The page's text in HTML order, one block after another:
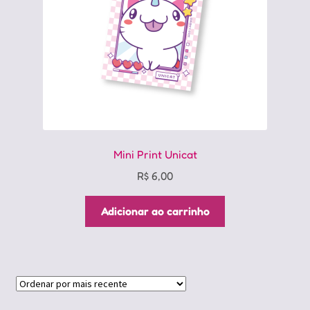
na
página
Mini Print Unicat
R$ 6,00
Adicionar ao carrinho